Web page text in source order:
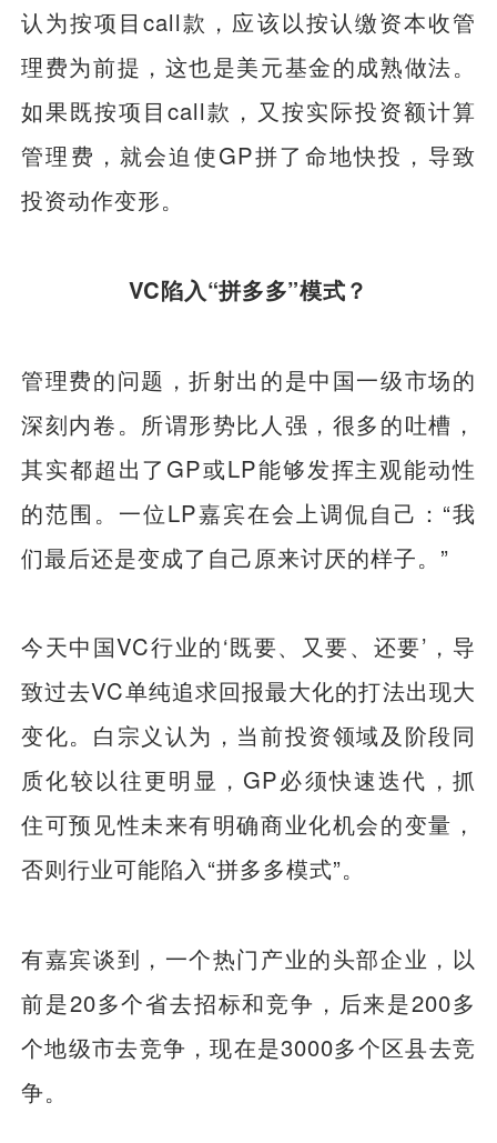
认为按项目call款，应该以按认缴资本收管
理费为前提，这也是美元基金的成熟做法。
如果既按项目call款，又按实际投资额计算
管理费，就会迫使GP拼了命地快投，导致
投资动作变形。
VC陷入“拼多多”模式？
管理费的问题，折射出的是中国一级市场的
深刻内卷。所谓形势比人强，很多的吐槽，
其实都超出了GP或LP能够发挥主观能动性
的范围。一位LP嘉宾在会上调侃自己：“我
们最后还是变成了自己原来讨厌的样子。”
今天中国VC行业的‘既要、又要、还要’，导
致过去VC单纯追求回报最大化的打法出现大
变化。白宗义认为，当前投资领域及阶段同
质化较以往更明显，GP必须快速迭代，抓
住可预见性未来有明确商业化机会的变量，
否则行业可能陷入“拼多多模式”。
有嘉宾谈到，一个热门产业的头部企业，以
前是20多个省去招标和竞争，后来是200多
个地级市去竞争，现在是3000多个区县去竞
争。